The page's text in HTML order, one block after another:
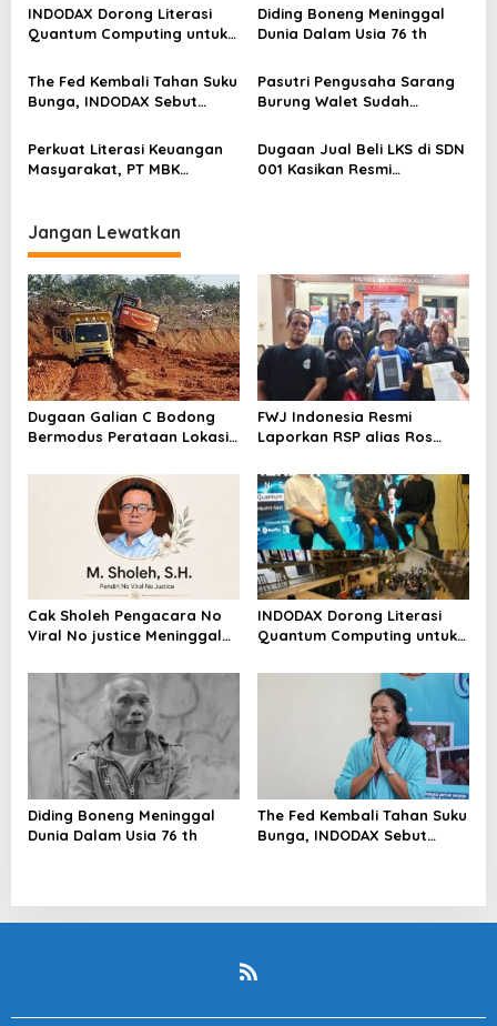
o
s
INDODAX Dorong Literasi
Quantum Computing untuk
Blockchain
Diding Boneng Meninggal
Dunia Dalam Usia 76 th
The Fed Kembali Tahan Suku
Bunga, INDODAX Sebut
Sentimen Pasar
Pasutri Pengusaha Sarang
Burung Walet Sudah
Pelapor Desak Polda Jambi
Segera Lakukan Penahanan
Perkuat Literasi Keuangan
Masyarakat, PT MBK
Dugaan Jual Beli LKS di SDN
001 Kasikan Resmi
Jangan Lewatkan
Dugaan Galian C Bodong
Bermodus Perataan Lokasi
Riau Akan Tinjauan Lokasi
FWJ Indonesia Resmi
Laporkan RSP alias Ros
Cak Sholeh Pengacara No
Viral No justice Meninggal
INDODAX Dorong Literasi
Quantum Computing untuk
Blockchain
Diding Boneng Meninggal
Dunia Dalam Usia 76 th
The Fed Kembali Tahan Suku
Bunga, INDODAX Sebut